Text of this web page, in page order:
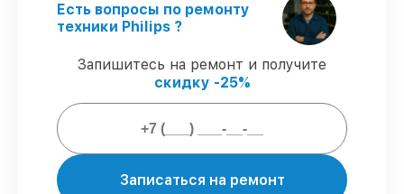
гарантируем завершение работ без
задержек.
обслуживаем парогенераторов всегда со
строгим соблюдением гарантийных
обязательств.
Мы гарантируем:
Есть вопросы по ремонту
техники Philips ?
Запишитесь на ремонт и получите
скидку -25%
Записаться на ремонт